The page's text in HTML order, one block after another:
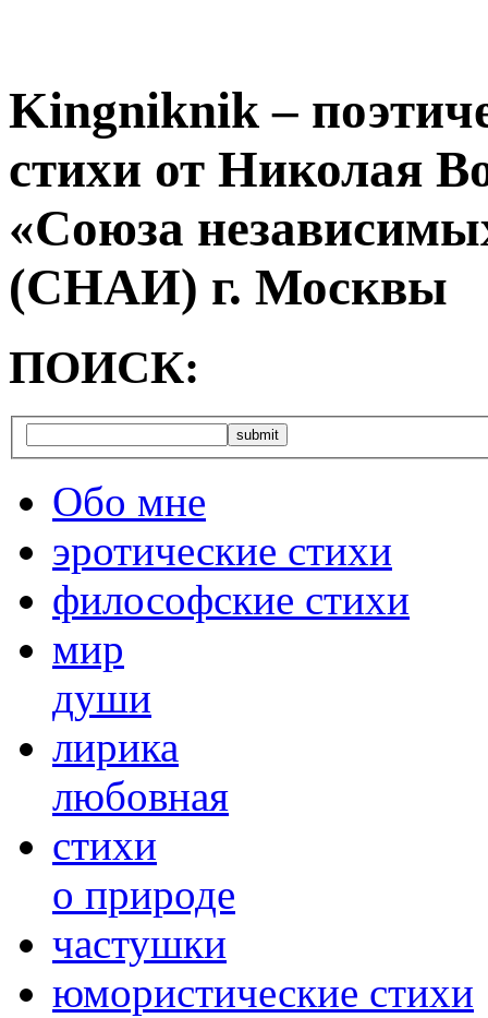
Kingniknik –
стихи от Николая
«Союза
(СНАИ) г. Москвы
ПОИСК:
Обо мне
эротические стихи
философские стихи
мир
души
лирика
любовная
cтихи
о природе
частушки
юмористические стихи